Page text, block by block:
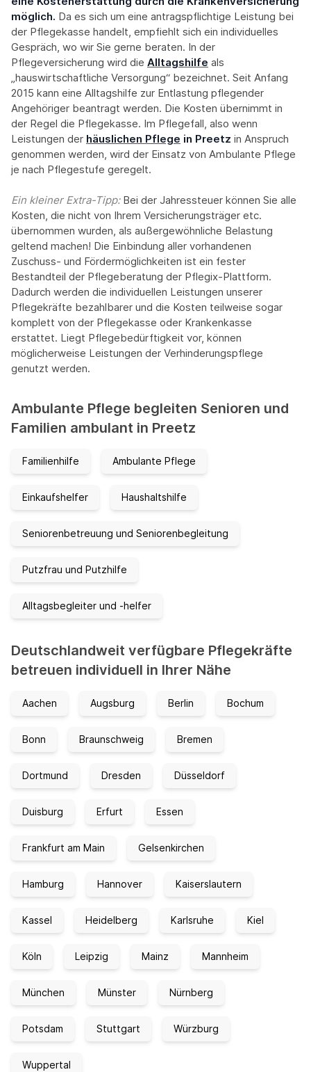
möglich. Da es sich um eine antragspflichtige Leistung bei
der Pflegekasse handelt, empfiehlt sich ein individuelles
Gespräch, wo wir Sie gerne beraten. In der
Pflegeversicherung wird die Alltagshilfe als
„hauswirtschaftliche Versorgung“ bezeichnet. Seit Anfang
2015 kann eine Alltagshilfe zur Entlastung pflegender
Angehöriger beantragt werden. Die Kosten übernimmt in
der Regel die Pflegekasse. Im Pflegefall, also wenn
Leistungen der häuslichen Pflege in Preetz in Anspruch
genommen werden, wird der Einsatz von Ambulante Pflege
je nach Pflegestufe geregelt.
Ein kleiner Extra-Tipp:‍ Bei der Jahressteuer können Sie alle
Kosten, die nicht von Ihrem Versicherungsträger etc.
übernommen wurden, als außergewöhnliche Belastung
geltend machen! Die Einbindung aller vorhandenen
Zuschuss- und Fördermöglichkeiten ist ein fester
Bestandteil der Pflegeberatung der Pflegix-Plattform.
Dadurch werden die individuellen Leistungen unserer
Pflegekräfte bezahlbarer und die Kosten teilweise sogar
komplett von der Pflegekasse oder Krankenkasse
erstattet. Liegt Pflegebedürftigkeit vor, können
möglicherweise Leistungen der Verhinderungspflege
genutzt werden.
Ambulante Pflege begleiten Senioren und
Familien ambulant in Preetz
Familienhilfe Ambulante Pflege
Einkaufshelfer Haushaltshilfe
Seniorenbetreuung und Seniorenbegleitung
Putzfrau und Putzhilfe
Alltagsbegleiter und -helfer
Deutschlandweit verfügbare Pflegekräfte
betreuen individuell in Ihrer Nähe
Aachen Augsburg Berlin Bochum
Bonn Braunschweig Bremen
Dortmund Dresden Düsseldorf
Duisburg Erfurt Essen
Frankfurt am Main Gelsenkirchen
Hamburg Hannover Kaiserslautern
Kassel Heidelberg Karlsruhe Kiel
Köln Leipzig Mainz Mannheim
München Münster Nürnberg
Potsdam Stuttgart Würzburg
Wuppertal